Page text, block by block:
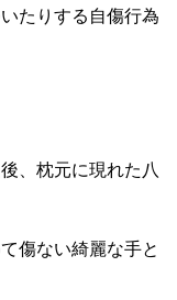
たりする自傷行為
、枕元に現れた八
傷ない綺麗な手と